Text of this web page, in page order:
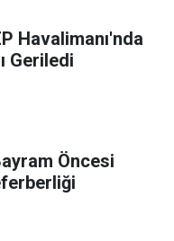
Havalimanı'nda
Geriledi
Öncesi